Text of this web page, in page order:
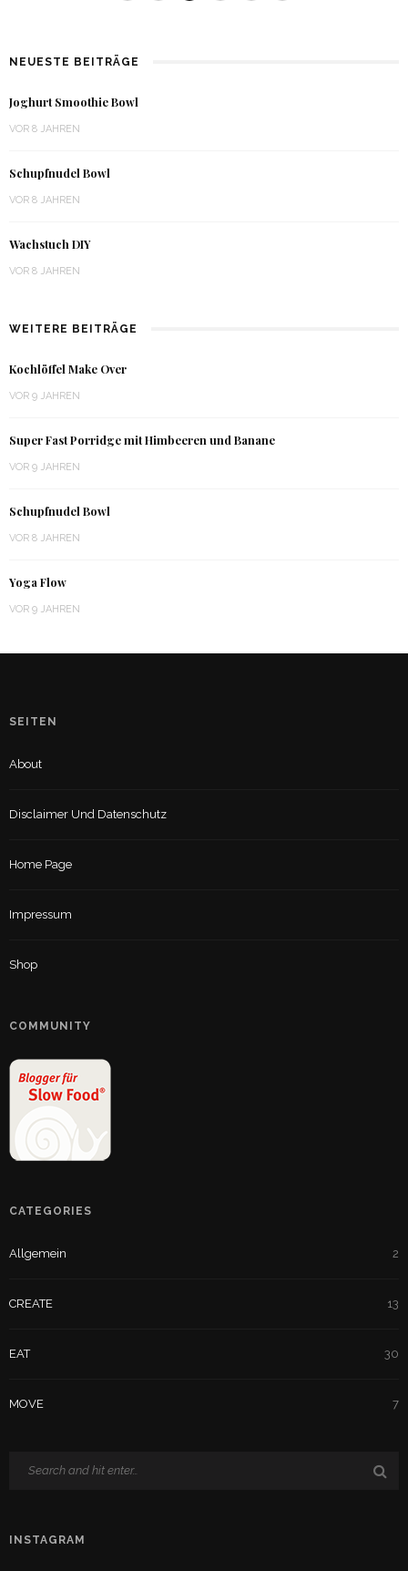
NEUESTE BEITRÄGE
Joghurt Smoothie Bowl
VOR 8 JAHREN
Schupfnudel Bowl
VOR 8 JAHREN
Wachstuch DIY
VOR 8 JAHREN
WEITERE BEITRÄGE
Kochlöffel Make Over
VOR 9 JAHREN
Super Fast Porridge mit Himbeeren und Banane
VOR 9 JAHREN
Schupfnudel Bowl
VOR 8 JAHREN
Yoga Flow
VOR 9 JAHREN
SEITEN
About
Disclaimer Und Datenschutz
Home Page
Impressum
Shop
COMMUNITY
CATEGORIES
Allgemein 2
CREATE 13
EAT 30
MOVE 7
INSTAGRAM